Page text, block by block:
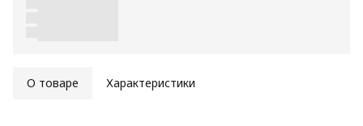
О товаре Характеристики